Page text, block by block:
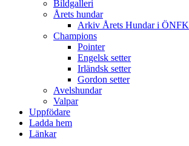
Bildgalleri
Årets hundar
Arkiv Årets Hundar i ÖNFK
Champions
Pointer
Engelsk setter
Irländsk setter
Gordon setter
Avelshundar
Valpar
Uppfödare
Ladda hem
Länkar